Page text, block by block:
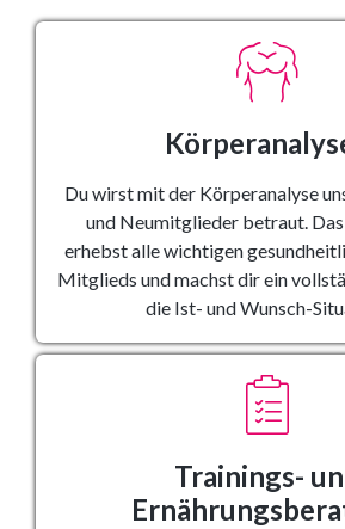
Du wirst mit der Körperanalyse
und Neumitglieder betraut.
erhebst alle wichtigen
Mitglieds und machst dir ein
die Ist- und Wunsch-
Trainings-